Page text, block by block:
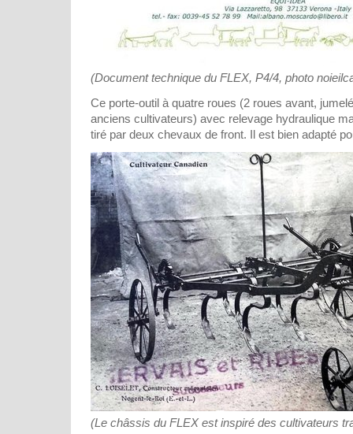
(Document technique du FLEX, P4/4, photo
Ce porte-outil à quatre roues (2 roues avant,
anciens cultivateurs) avec relevage hydraulique
tiré par deux chevaux de front. Il est bien adapté
(Le châssis du FLEX est inspiré des cultivateurs